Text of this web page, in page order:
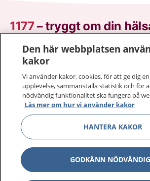
1177–tryggt om din
På 1177.se får du råd om hälsa och
sjukdomar och vilka mottagningar du
Logga in för att läsa din journal och
vårdärenden. Ring telefonnummer
sjukvårdsrådgivning dygnet runt.
1177 ger dig råd när du vill må bättre.
Den här webbplatsen
kakor
Vi använder kakor, cookies, för att ge dig
upplevelse, sammanställa statistik och för
nödvändig funktionalitet ska fungera på
Läs mer om hur vi använder kakor
HANTERA KAKOR
GODKÄNN